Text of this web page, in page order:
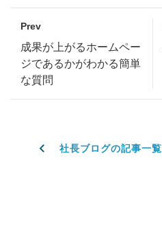
Prev
成果が上がるホームペー
ジであるかがわかる簡単
な質問
社長ブログの記事一覧